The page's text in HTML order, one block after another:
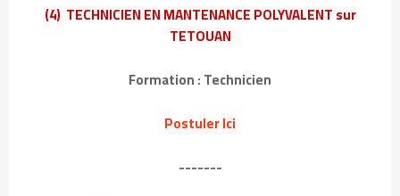
(4) TECHNICIEN EN MANTENANCE POLYVALENT sur
TETOUAN
Formation : Technicien
Postuler Ici
-------